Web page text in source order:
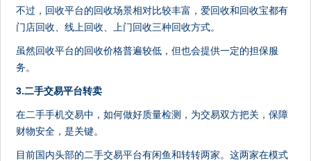
不过，回收平台的回收场景相对比较丰富，爱回收和回收宝都有
门店回收、线上回收、上门回收三种回收方式。
虽然回收平台的回收价格普遍较低，但也会提供一定的担保服
务。
3.二手交易平台转卖
在二手手机交易中，如何做好质量检测，为交易双方把关，保障
财物安全，是关键。
目前国内头部的二手交易平台有闲鱼和转转两家。这两家在模式